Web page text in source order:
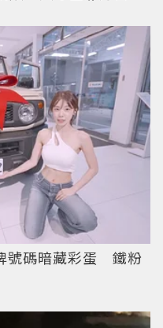
號碼暗藏彩蛋 鐵粉